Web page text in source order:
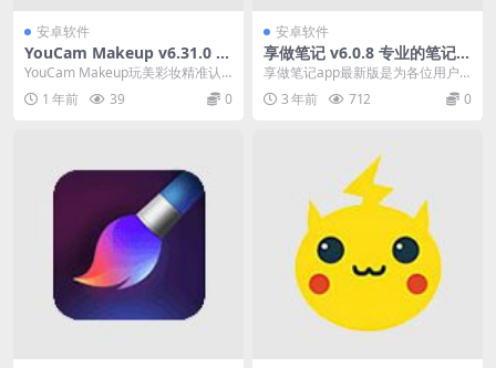
安卓软件
YouCam Makeup v6.31.0 自
拍和虚拟试妆相机解锁高级版
YouCam Makeup玩美彩妆精准认
脸识别技术，无论是照片上妆还是
实时试妆，...
1 年前 39 0
安卓软件
享做笔记 v6.0.8 专业的笔记软
件，解锁会员版
享做笔记app最新版是为各位用户
准备的专业的笔记软件，在享做笔
记各位用户可以建立...
3 年前 712 0